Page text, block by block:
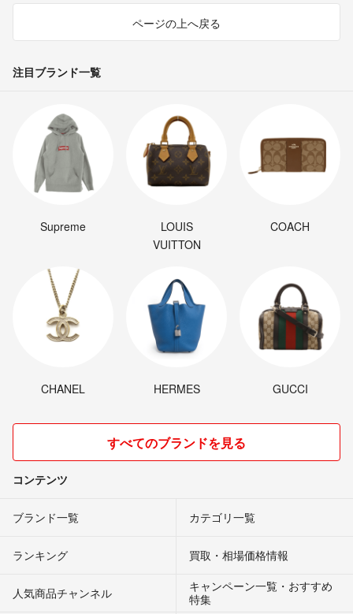
ページの上へ戻る
注目ブランド一覧
Supreme
LOUIS
VUITTON
COACH
CHANEL HERMES GUCCI
すべてのブランドを見る
コンテンツ
ブランド一覧 カテゴリ一覧
ランキング 買取・相場価格情報
人気商品チャンネル
キャンペーン一覧・おすすめ
特集